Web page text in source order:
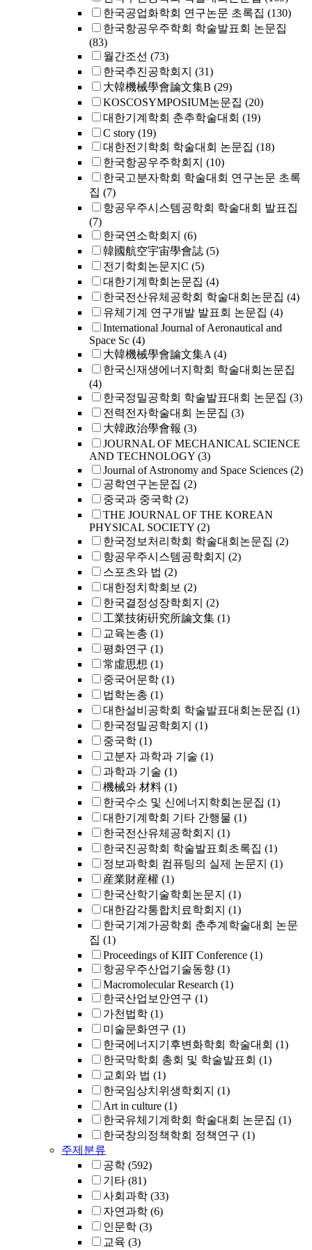
한국공업화학회 연구논문 초록집 (130)
한국항공우주학회 학술발표회 논문집
(83)
월간조선 (73)
한국추진공학회지 (31)
大韓機械學會論文集B (29)
KOSCOSYMPOSIUM논문집 (20)
대한기계학회 춘추학술대회 (19)
C story (19)
대한전기학회 학술대회 논문집 (18)
한국항공우주학회지 (10)
한국고분자학회 학술대회 연구논문 초록
집 (7)
항공우주시스템공학회 학술대회 발표집
(7)
한국연소학회지 (6)
韓國航空宇宙學會誌 (5)
전기학회논문지C (5)
대한기계학회논문집 (4)
한국전산유체공학회 학술대회논문집 (4)
유체기계 연구개발 발표회 논문집 (4)
International Journal of Aeronautical and
Space Sc (4)
大韓機械學會論文集A (4)
한국신재생에너지학회 학술대회논문집
(4)
한국정밀공학회 학술발표대회 논문집 (3)
전력전자학술대회 논문집 (3)
大韓政治學會報 (3)
JOURNAL OF MECHANICAL SCIENCE
AND TECHNOLOGY (3)
Journal of Astronomy and Space Sciences (2)
공학연구논문집 (2)
중국과 중국학 (2)
THE JOURNAL OF THE KOREAN
PHYSICAL SOCIETY (2)
한국정보처리학회 학술대회논문집 (2)
항공우주시스템공학회지 (2)
스포츠와 법 (2)
대한정치학회보 (2)
한국결정성장학회지 (2)
工業技術硏究所論文集 (1)
교육논총 (1)
평화연구 (1)
常虛思想 (1)
중국어문학 (1)
법학논총 (1)
대한설비공학회 학술발표대회논문집 (1)
한국정밀공학회지 (1)
중국학 (1)
고분자 과학과 기술 (1)
과학과 기술 (1)
機械와 材料 (1)
한국수소 및 신에너지학회논문집 (1)
대한기계학회 기타 간행물 (1)
한국전산유체공학회지 (1)
한국진공학회 학술발표회초록집 (1)
정보과학회 컴퓨팅의 실제 논문지 (1)
産業財産權 (1)
한국산학기술학회논문지 (1)
대한감각통합치료학회지 (1)
한국기계가공학회 춘추계학술대회 논문
집 (1)
Proceedings of KIIT Conference (1)
항공우주산업기술동향 (1)
Macromolecular Research (1)
한국산업보안연구 (1)
가천법학 (1)
미술문화연구 (1)
한국에너지기후변화학회 학술대회 (1)
한국막학회 총회 및 학술발표회 (1)
교회와 법 (1)
한국임상치위생학회지 (1)
Art in culture (1)
한국유체기계학회 학술대회 논문집 (1)
한국창의정책학회 정책연구 (1)
주제분류
공학 (592)
기타 (81)
사회과학 (33)
자연과학 (6)
인문학 (3)
교육 (3)